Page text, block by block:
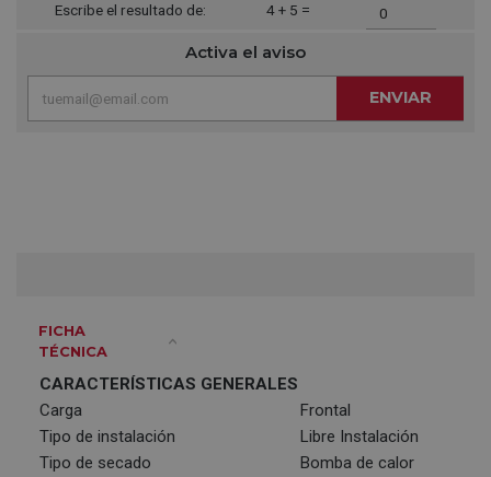
Escribe el resultado de: 4 + 5 =
Activa el aviso
ENVIAR
FICHA
TÉCNICA
CARACTERÍSTICAS GENERALES
Carga
Frontal
Tipo de instalación
Libre Instalación
Tipo de secado
Bomba de calor